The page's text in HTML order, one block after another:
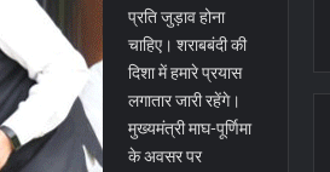
प्रति जुड़ाव होना
चाहिए। शराबबंदी की
दिशा में हमारे प्रयास
लगातार जारी रहेंगे।
मुख्यमंत्री माघ-पूर्णिमा
के अवसर पर